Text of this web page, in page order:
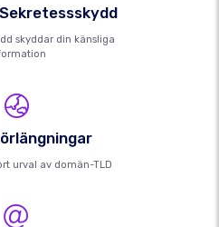
Sekretessskydd
skyddar din känsliga
urval av domän-TLD